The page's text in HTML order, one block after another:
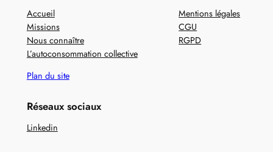
Accueil
Missions
Nous connaître
L’autoconsommation collective
Plan du site
Mentions légales
CGU
RGPD
Réseaux sociaux
Linkedin